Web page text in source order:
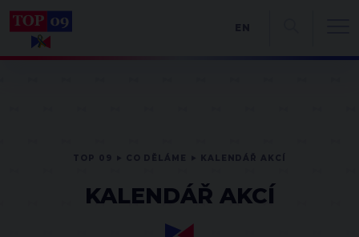
KALENDÁŘ AKCÍ